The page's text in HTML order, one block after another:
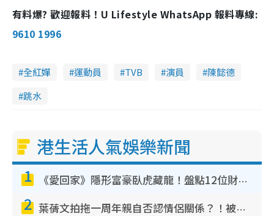
有料爆? 歡迎報料！U Lifestyle WhatsApp 報料專線:
9610 1996
全紅嬋 運動員 TVB 演員
陳懿德
跳水
港生活人氣娛樂新聞
1 《愛回家》隱形富豪臥虎藏龍！盤點12位財氣逼人的有錢藝人：呢位靚女3億身家唔憂做
2 葉蒨文拍拖一周年親自否認情侶關係？！被質疑感情造假竟稱GM「普通同事」